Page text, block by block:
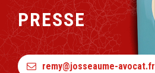
PRESSE
remy@josseaume-avocat.fr